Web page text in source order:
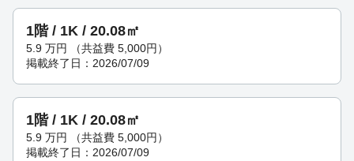
1階 / 1K / 20.08㎡
5.9 万円 （共益費 5,000円）
掲載終了日：2026/07/09
1階 / 1K / 20.08㎡
5.9 万円 （共益費 5,000円）
掲載終了日：2026/07/09